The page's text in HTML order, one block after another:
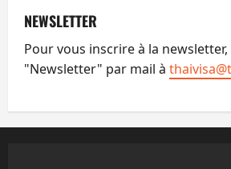
NEWSLETTER
Pour vous inscrire à la newsletter,
"Newsletter" par mail à